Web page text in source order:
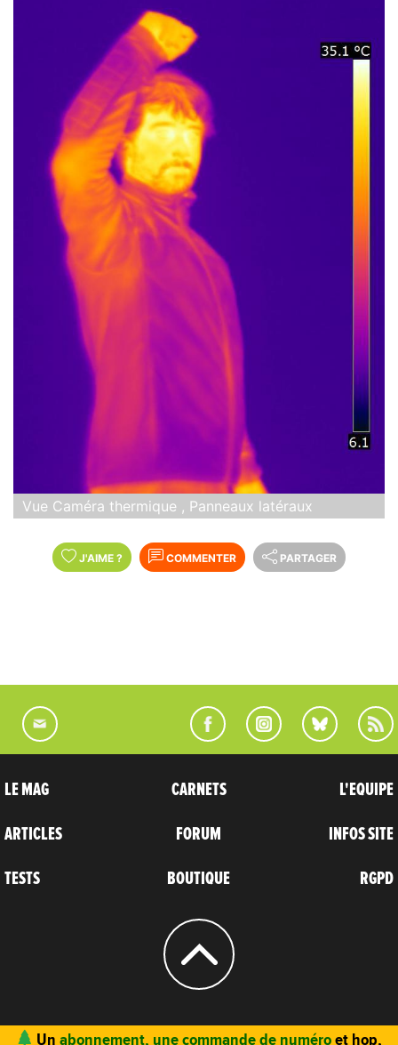
Vue Caméra thermique , Panneaux latéraux
J'AIME ? COMMENTER PARTAGER
LE MAG
ARTICLES
TESTS
CARNETS
FORUM
BOUTIQUE
L'EQUIPE
INFOS SITE
RGPD
© 2004 - 2026 CARNETS D’AVENTURES
Un abonnement, une commande de numéroet hop,